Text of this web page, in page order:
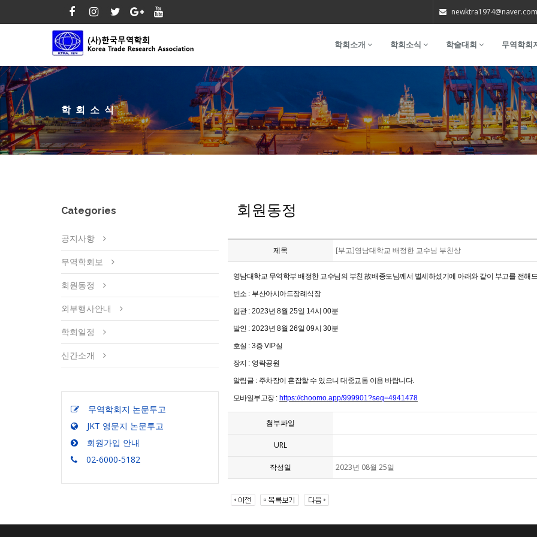
newktra1974@naver.com
학회소개 학회소식 학술대회 무역학회
학회소식
Categories
공지사항
무역학회보
회원동정
외부행사안내
학회일정
신간소개
무역학회지 논문투고
JKT 영문지 논문투고
회원가입 안내
02-6000-5182
회원동정
제목 [부고]영남대학교 배정한 교수님 부친상
영남대학교 무역학부 배정한 교수님의 부친 故배종도님께서 별세하셨기에 아래와 같이 부고를 전해
빈소 : 부산아시아드장례식장
입관 : 2023년 8월 25일 14시 00분
발인 : 2023년 8월 26일 09시 30분
호실 : 3층 VIP실
장지 : 영락공원
알림글 : 주차장이 혼잡할 수 있으니 대중교통 이용 바랍니다.
모바일부고장 : https://choomo.app/999901?seq=4941478
첨부파일
URL
작성일 2023년 08월 25일